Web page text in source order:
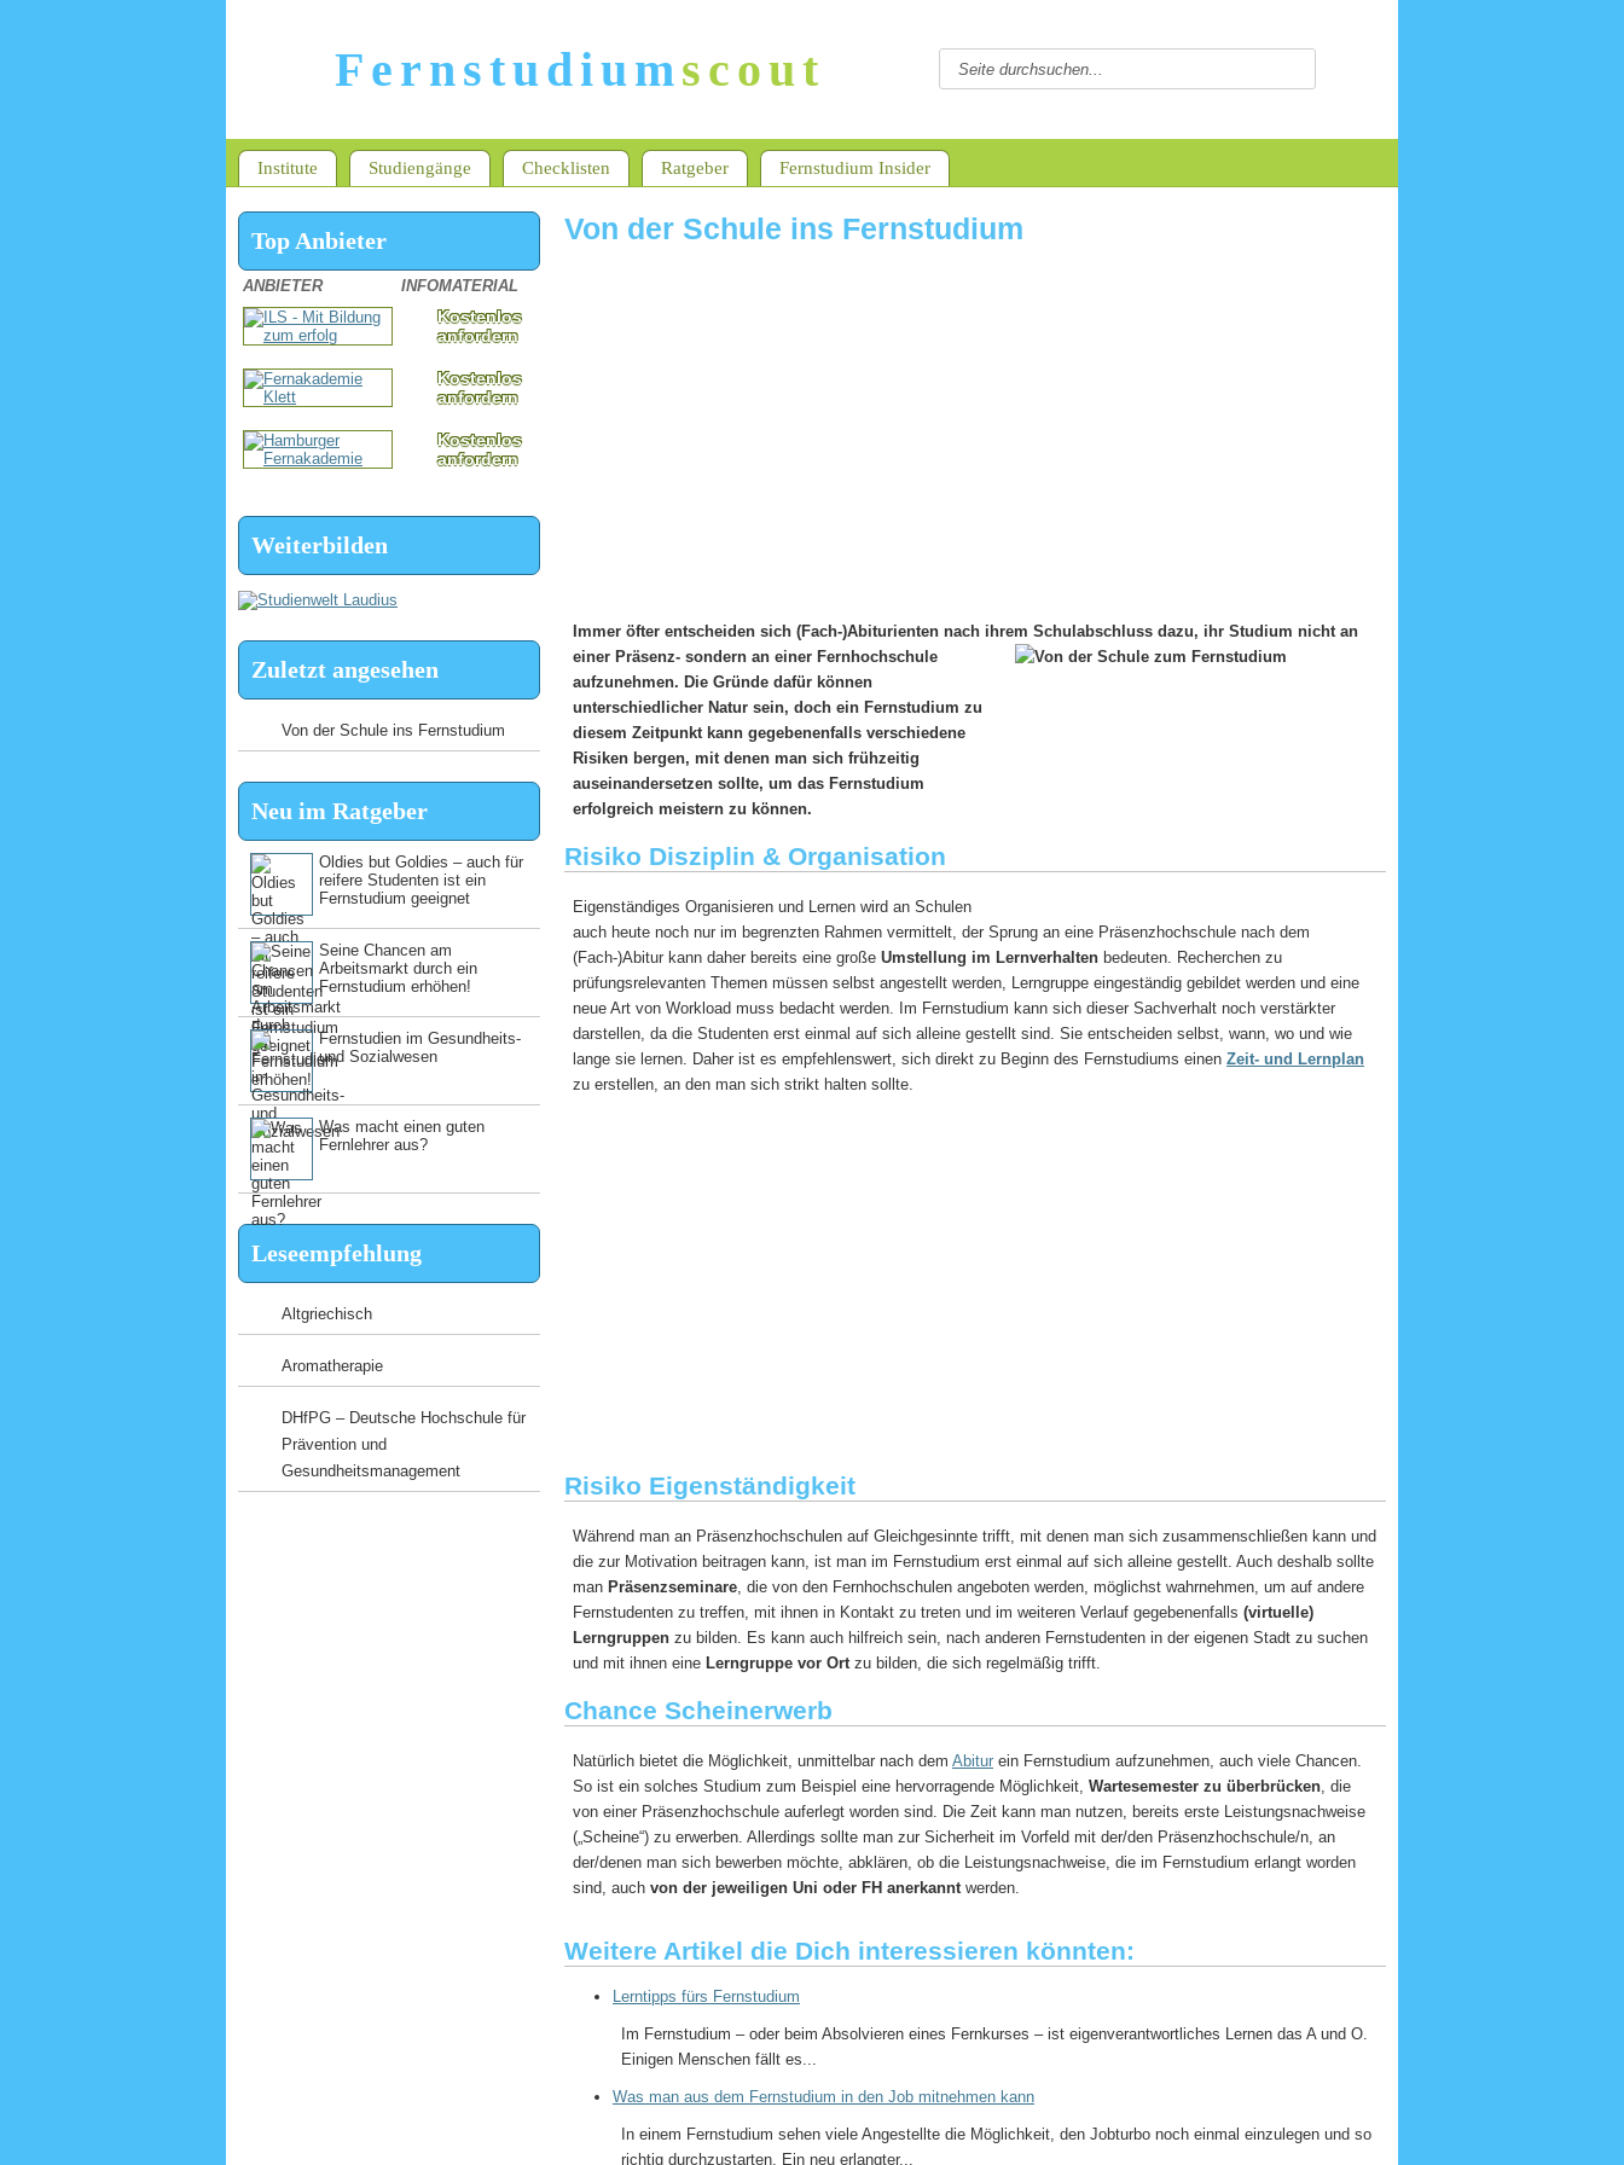
Fernstudiumscout
Institute Studiengänge Checklisten Ratgeber Fernstudium Insider
Von der Schule ins Fernstudium
Immer öfter entscheiden sich (Fach-)Abiturienten nach ihrem Schulabschluss dazu, ihr Studium nicht an
einer Präsenz- sondern an einer Fernhochschule
aufzunehmen. Die Gründe dafür können
unterschiedlicher Natur sein, doch ein Fernstudium zu
diesem Zeitpunkt kann gegebenenfalls verschiedene
Risiken bergen, mit denen man sich frühzeitig
auseinandersetzen sollte, um das Fernstudium
erfolgreich meistern zu können.
Risiko Disziplin & Organisation
Eigenständiges Organisieren und Lernen wird an Schulen
auch heute noch nur im begrenzten Rahmen vermittelt, der Sprung an eine Präsenzhochschule nach dem
(Fach-)Abitur kann daher bereits eine große Umstellung im Lernverhalten bedeuten. Recherchen zu
prüfungsrelevanten Themen müssen selbst angestellt werden, Lerngruppe eingeständig gebildet werden und eine
neue Art von Workload muss bedacht werden. Im Fernstudium kann sich dieser Sachverhalt noch verstärkter
darstellen, da die Studenten erst einmal auf sich alleine gestellt sind. Sie entscheiden selbst, wann, wo und wie
lange sie lernen. Daher ist es empfehlenswert, sich direkt zu Beginn des Fernstudiums einen Zeit- und Lernplan
zu erstellen, an den man sich strikt halten sollte.
Risiko Eigenständigkeit
Während man an Präsenzhochschulen auf Gleichgesinnte trifft, mit denen man sich zusammenschließen kann und
die zur Motivation beitragen kann, ist man im Fernstudium erst einmal auf sich alleine gestellt. Auch deshalb sollte
man Präsenzseminare , die von den Fernhochschulen angeboten werden, möglichst wahrnehmen, um auf andere
Fernstudenten zu treffen, mit ihnen in Kontakt zu treten und im weiteren Verlauf gegebenenfalls (virtuelle)
Lerngruppen zu bilden. Es kann auch hilfreich sein, nach anderen Fernstudenten in der eigenen Stadt zu suchen
und mit ihnen eine Lerngruppe vor Ort zu bilden, die sich regelmäßig trifft.
Chance Scheinerwerb
Natürlich bietet die Möglichkeit, unmittelbar nach dem Abitur ein Fernstudium aufzunehmen, auch viele Chancen.
So ist ein solches Studium zum Beispiel eine hervorragende Möglichkeit, Wartesemester zu überbrücken , die
von einer Präsenzhochschule auferlegt worden sind. Die Zeit kann man nutzen, bereits erste Leistungsnachweise
(„Scheine“) zu erwerben. Allerdings sollte man zur Sicherheit im Vorfeld mit der/den Präsenzhochschule/n, an
der/denen man sich bewerben möchte, abklären, ob die Leistungsnachweise, die im Fernstudium erlangt worden
sind, auch von der jeweiligen Uni oder FH anerkannt werden.
Weitere Artikel die Dich interessieren könnten:
Lerntipps fürs Fernstudium
Im Fernstudium – oder beim Absolvieren eines Fernkurses – ist eigenverantwortliches Lernen das A und O.
Einigen Menschen fällt es...
Was man aus dem Fernstudium in den Job mitnehmen kann
In einem Fernstudium sehen viele Angestellte die Möglichkeit, den Jobturbo noch einmal einzulegen und so
richtig durchzustarten. Ein neu erlangter...
Top Anbieter
ANBIETER INFOMATERIAL
Kostenlos
anfordern
Kostenlos
anfordern
Kostenlos
anfordern
Weiterbilden
Zuletzt angesehen
Von der Schule ins Fernstudium
Neu im Ratgeber
Oldies but Goldies – auch für
reifere Studenten ist ein
Fernstudium geeignet
Seine Chancen am
Arbeitsmarkt durch ein
Fernstudium erhöhen!
Fernstudien im Gesundheits-
und Sozialwesen
Was macht einen guten
Fernlehrer aus?
Leseempfehlung
Altgriechisch
Aromatherapie
DHfPG – Deutsche Hochschule für
Prävention und
Gesundheitsmanagement